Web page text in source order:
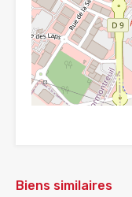
Biens similaires